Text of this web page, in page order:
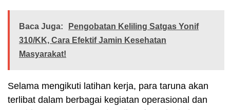
Baca Juga:
Pengobatan Keliling Satgas Yonif
310/KK, Cara Efektif Jamin Kesehatan
Masyarakat!
Selama mengikuti latihan kerja, para taruna akan
terlibat dalam berbagai kegiatan operasional dan